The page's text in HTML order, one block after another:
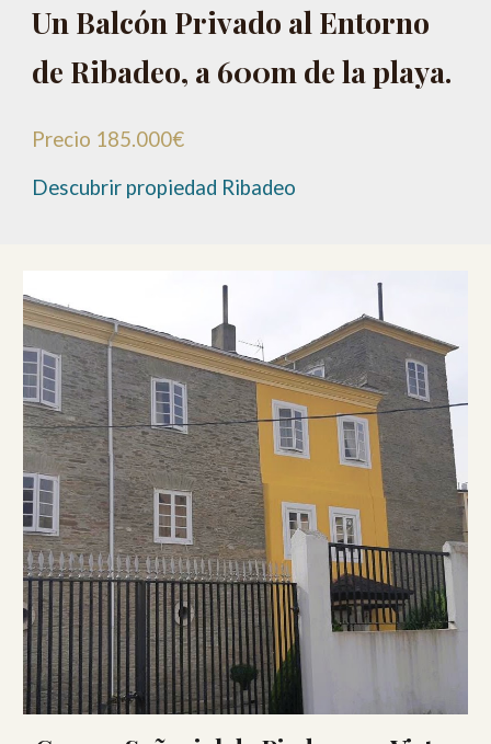
Un Balcón Privado al Entorno
de Ribadeo, a 600m de la playa.
Precio 185.000€
Descubrir propiedad Ribadeo